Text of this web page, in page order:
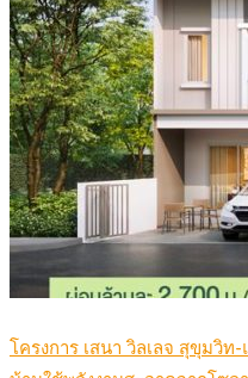
โครงการ เสนา วิลเลจ สุขุมวิ